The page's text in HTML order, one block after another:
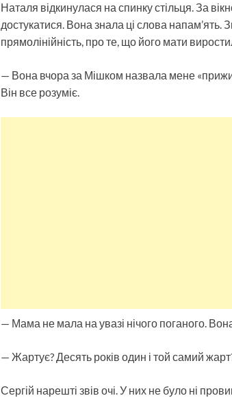
Наталя відкинулася на спинку стільця. За
достукатися. Вона знала ці слова
прямолінійність, про те, що його мати
— Вона вчора за Мішком назвала мене
Він все розуміє.
— Мама не мала на увазі нічого поганого.
— Жартує? Десять років один і той самий
Сергій нарешті звів очі. У них не було ні